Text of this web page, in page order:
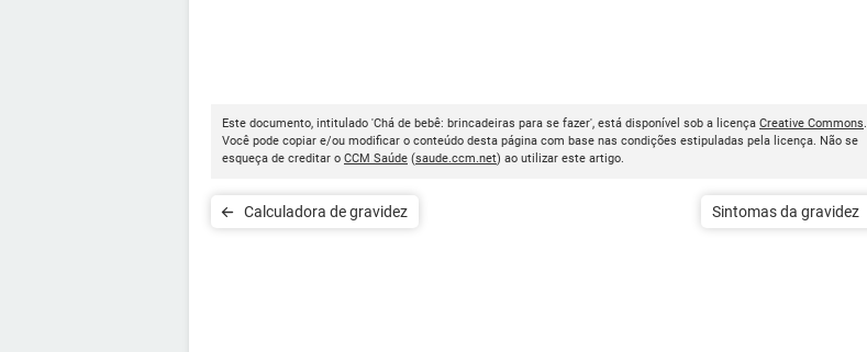
Este documento, intitulado 'Chá de bebê: brincadeiras para se fazer', está disponível sob a licença Creative Commons.
Você pode copiar e/ou modificar o conteúdo desta página com base nas condições estipuladas pela licença. Não se
esqueça de creditar o CCM Saúde (saude.ccm.net) ao utilizar este artigo.
Calculadora de gravidez Sintomas da gravidez